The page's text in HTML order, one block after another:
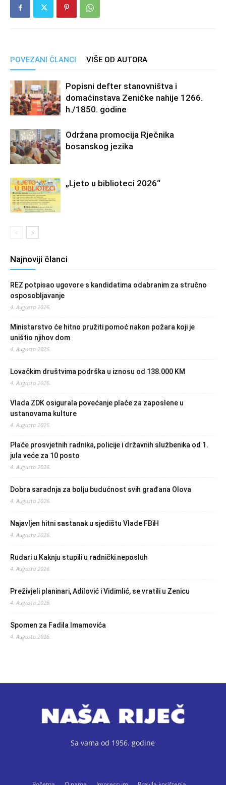
POVEZANI ČLANCI VIŠE OD AUTORA
Popisni defter stanovništva i
domaćinstava Zeničke nahije 1266.
h./1850. godine
Održana promocija Rječnika
bosanskog jezika
„Ljeto u biblioteci 2026“
Najnoviji članci
REZ potpisao ugovore s kandidatima odabranim za stručno
osposobljavanje
4. Augusta 2026.
Ministarstvo će hitno pružiti pomoć nakon požara koji je
uništio njihov dom
4. Augusta 2026.
Lovačkim društvima podrška u iznosu od 138.000 KM
4. Augusta 2026.
Vlada ZDK osigurala povećanje plaće za zaposlene u
ustanovama kulture
4. Augusta 2026.
Plaće prosvjetnih radnika, policije i državnih službenika od 1.
jula veće za 10 posto
4. Augusta 2026.
Dobra saradnja za bolju budućnost svih građana Olova
4. Augusta 2026.
Najavljen hitni sastanak u sjedištu Vlade FBiH
4. Augusta 2026.
Rudari u Kaknju stupili u radnički neposluh
4. Augusta 2026.
Preživjeli planinari, Adilović i Vidimlić, se vratili u Zenicu
4. Augusta 2026.
Spomen za Fadila Imamovića
4. Augusta 2026.
Sa vama od 1956. godine